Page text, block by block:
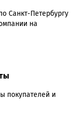
Санкт-Петербургу
на
покупателей и